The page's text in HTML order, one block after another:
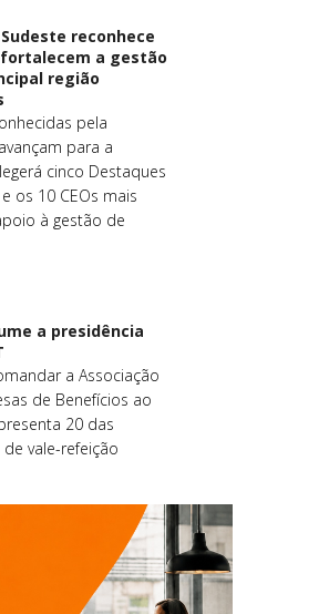
reconhece
a gestão
região
pela
para a
cinco Destaques
os 10 CEOs mais
à gestão de
a presidência
a Associação
de Benefícios ao
20 das
vale-refeição